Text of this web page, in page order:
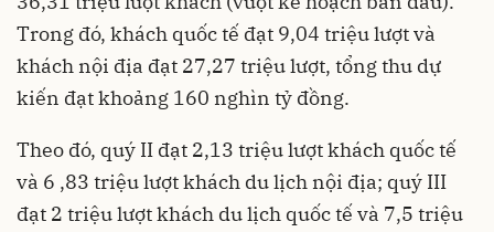
Trong đó, khách quốc tế đạt 9,04 triệu lượt và
khách nội địa đạt 27,27 triệu lượt, tổng thu dự
kiến đạt khoảng 160 nghìn tỷ đồng.
Theo đó, quý II đạt 2,13 triệu lượt khách quốc tế
và 6 ,83 triệu lượt khách du lịch nội địa; quý III
đạt 2 triệu lượt khách du lịch quốc tế và 7,5 triệu